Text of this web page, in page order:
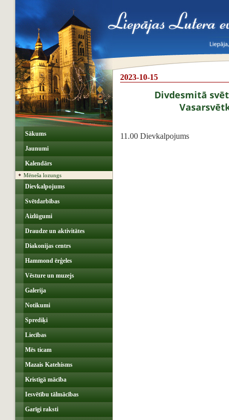
Sākums
Jaunumi
Kalendārs
Mēneša lozungs
Dievkalpojums
Svētdarbības
Aizlūgumi
Draudze un aktivitātes
Diakonijas centrs
Hammond ērģeles
Vēsture un muzejs
Galerija
Notikumi
Sprediķi
Liecības
Mēs ticam
Mazais Katehisms
Kristīgā mācība
Iesvētību tālmācības
Garīgi raksti
2023-10-15
Divdesmitā
11.00 Dievkalpojums